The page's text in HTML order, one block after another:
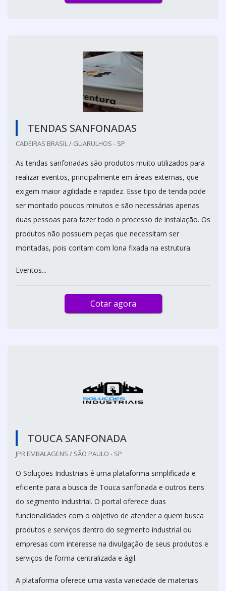
TENDAS SANFONADAS
CADEIRAS BRASIL / GUARULHOS - SP
As tendas sanfonadas são produtos muito utilizados para
realizar eventos, principalmente em áreas externas, que
exigem maior agilidade e rapidez. Esse tipo de tenda pode
ser montado poucos minutos e são necessárias apenas
duas pessoas para fazer todo o processo de instalação. Os
produtos não possuem peças que necessitam ser
montadas, pois contam com lona fixada na estrutura.
Eventos...
Cotar agora
TOUCA SANFONADA
JPR EMBALAGENS / SÃO PAULO - SP
O Soluções Industriais é uma plataforma simplificada e
eficiente para a busca de Touca sanfonada e outros itens
do segmento industrial. O portal oferece duas
funcionalidades com o objetivo de atender a quem busca
produtos e serviços dentro do segmento industrial ou
empresas com interesse na divulgação de seus produtos e
serviços de forma centralizada e ágil.
A plataforma oferece uma vasta variedade de materiais